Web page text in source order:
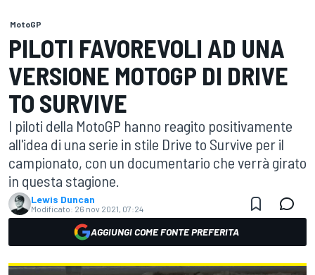
MotoGP
PILOTI FAVOREVOLI AD UNA
VERSIONE MOTOGP DI DRIVE
TO SURVIVE
I piloti della MotoGP hanno reagito positivamente
all'idea di una serie in stile Drive to Survive per il
campionato, con un documentario che verrà girato
in questa stagione.
Lewis Duncan
Modificato: 26 nov 2021, 07:24
AGGIUNGI COME FONTE PREFERITA